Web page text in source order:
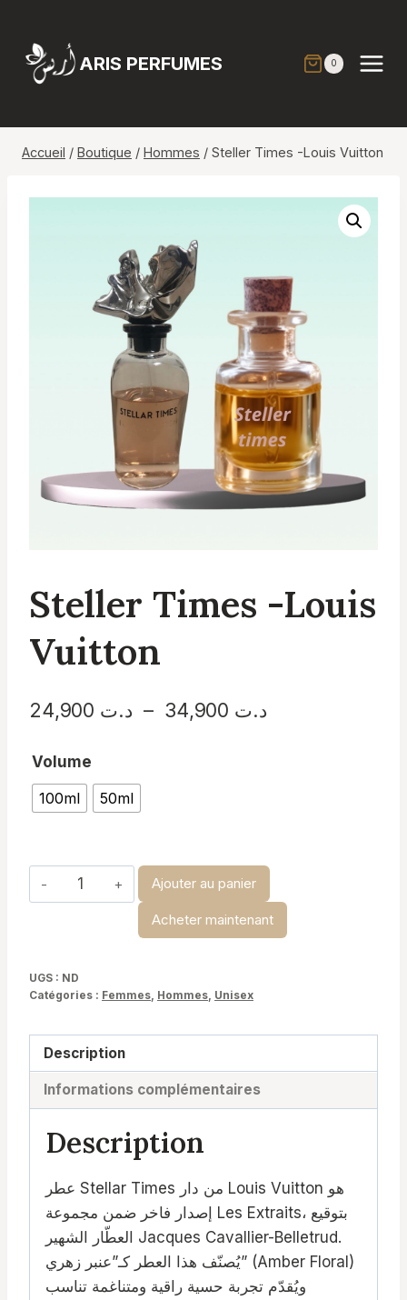
contenu
ARIS PERFUMES 0
Accueil / Boutique / Hommes / Steller Times -Louis Vuitton
Steller Times -Louis
Vuitton
د.ت – د.تPlage
Volume
100ml
50ml
quantité
de
-
Louis
Ajouter au panier
Acheter maintenant
UGS : ND
Catégories : Femmes, Hommes, Unisex
Description
Informations complémentaires
Description
عطر Stellar Times من دار Louis Vuitton هو
إصدار فاخر ضمن مجموعة Les Extraits، بتوقيع
العطّار الشهير Jacques Cavallier-Belletrud.
يُصنّف هذا العطر كـ”عنبر زهري” (Amber Floral)
ويُقدّم تجربة حسية راقية ومتناغمة تناسب